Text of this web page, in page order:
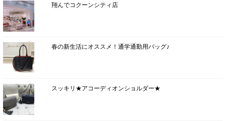
翔んでコクーンシティ店
春の新生活にオススメ！通学通勤用バッグ♪
スッキリ★アコーディオンショルダー★